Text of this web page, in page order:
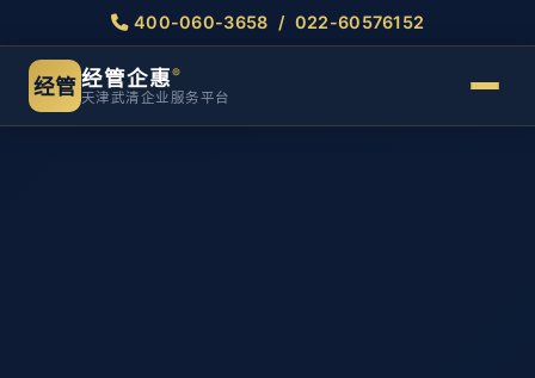
400-060-3658 / 022-60576152
经管经管企惠®
天津武清企业服务平台